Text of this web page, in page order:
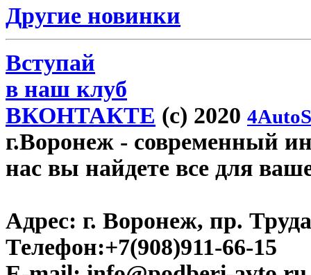
Другие новинки
Вступай
в наш клуб
ВКОНТАКТЕ (c) 2020
г.Воронеж - современный
нас вы найдете все для
Адрес: г. Воронеж, пр.
Телефон:+7(908)911-66-15